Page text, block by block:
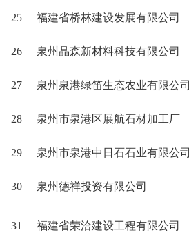
25 福建省桥林建设发展有限公司
26 泉州瞐森新材料科技有限公司
27 泉州泉港绿笛生态农业有限公司
28 泉州市泉港区展航石材加工厂
29 泉州市泉港中日石石业有限公司
30 泉州德祥投资有限公司
31 福建省荣洽建设工程有限公司